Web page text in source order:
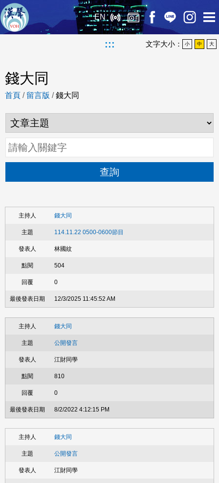
EN
::: 文字大小： 小 中 大
錢大同
首頁 / 留言版 /錢大同
查詢
錢大同
114.11.22 0500-0600節目
林國紋
504
0
12/3/2025 11:45:52 AM
錢大同
公開發言
江財同學
810
0
8/2/2022 4:12:15 PM
錢大同
公開發言
江財同學